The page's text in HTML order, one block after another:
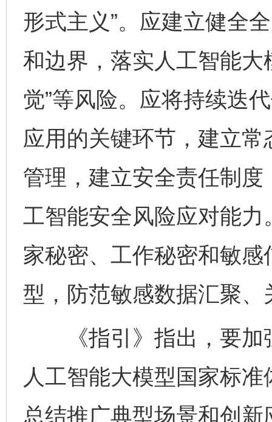
形式主义”。应建立健全
和边界，落实人工智能大
觉”等风险。应将持续迭
应用的关键环节，建立
管理，建立安全责任制
工智能安全风险应对能
家秘密、工作秘密和敏
型，防范敏感数据汇聚
《指引》指出，要加
人工智能大模型国家标
总结推广典型场景和创